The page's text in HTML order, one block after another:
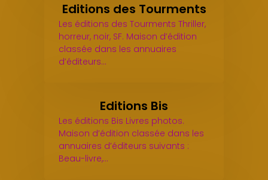
Editions des Tourments
Les éditions des Tourments Thriller,
horreur, noir, SF. Maison d’édition
classée dans les annuaires
d’éditeurs…
Editions Bis
Les éditions Bis Livres photos.
Maison d’édition classée dans les
annuaires d’éditeurs suivants :
Beau-livre,…